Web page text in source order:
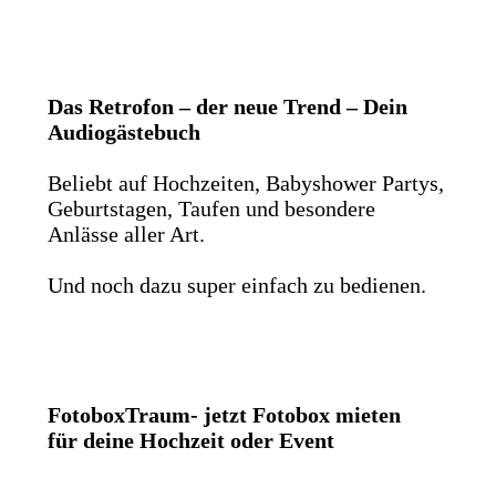
Das Retrofon – der neue Trend – Dein
Audiogästebuch
Beliebt auf Hochzeiten, Babyshower Partys,
Geburtstagen, Taufen und besondere
Anlässe aller Art.
Und noch dazu super einfach zu bedienen.
FotoboxTraum- jetzt Fotobox mieten
für deine Hochzeit oder Event